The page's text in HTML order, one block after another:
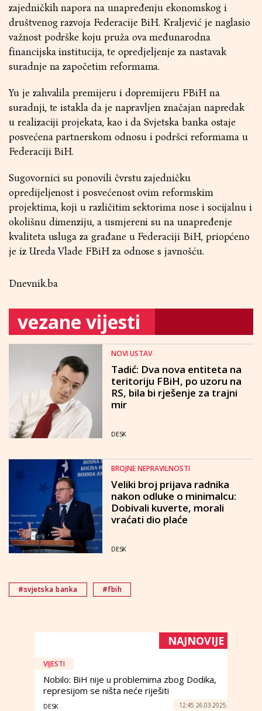
zajedničkih napora na unapređenju ekonomskog i
društvenog razvoja Federacije BiH. Kraljević je naglasio
važnost podrške koju pruža ova međunarodna
financijska institucija, te opredjeljenje za nastavak
suradnje na započetim reformama.
Yu je zahvalila premijeru i dopremijeru FBiH na
suradnji, te istakla da je napravljen značajan napredak
u realizaciji projekata, kao i da Svjetska banka ostaje
posvećena partnerskom odnosu i podršci reformama u
Federaciji BiH.
Sugovornici su ponovili čvrstu zajedničku
opredijeljenost i posvećenost ovim reformskim
projektima, koji u različitim sektorima nose i socijalnu i
okolišnu dimenziju, a usmjereni su na unapređenje
kvaliteta usluga za građane u Federaciji BiH, priopćeno
je iz Ureda Vlade FBiH za odnose s javnošću.
Dnevnik.ba
vezane vijesti
NOVI USTAV
Tadić: Dva nova entiteta na
teritoriju FBiH, po uzoru na
RS, bila bi rješenje za trajni
mir
DESK
BROJNE NEPRAVILNOSTI
Veliki broj prijava radnika
nakon odluke o minimalcu:
Dobivali kuverte, morali
vraćati dio plaće
DESK
#svjetska banka #fbih
NAJNOVIJE
VIJESTI
Nobilo: BiH nije u problemima zbog Dodika,
represijom se ništa neće riješiti
DESK 12:45 26.03.2025.